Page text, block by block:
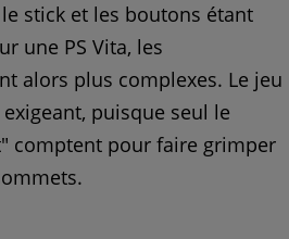
stick et les boutons étant
une PS Vita, les
alors plus complexes. Le jeu
puisque seul le
comptent pour faire grimper